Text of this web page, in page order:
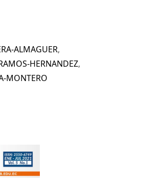
ALMAGUER,
HERNANDEZ,
MONTERO